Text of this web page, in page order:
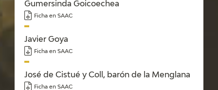
Gumersinda Goicoechea
Ficha en SAAC
Javier Goya
Ficha en SAAC
José de Cistué y Coll, barón de la Menglana
Ficha en SAAC